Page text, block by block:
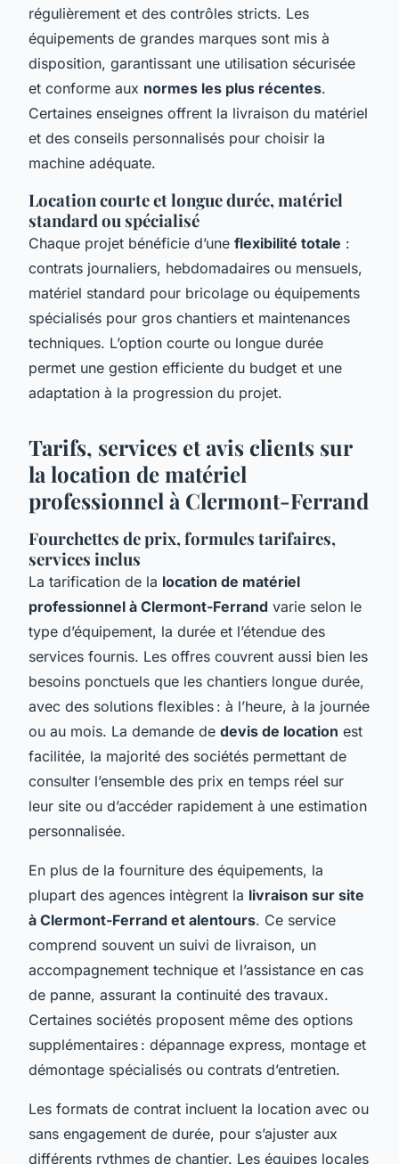
régulièrement et des contrôles stricts. Les
équipements de grandes marques sont mis à
disposition, garantissant une utilisation sécurisée
et conforme aux normes les plus récentes.
Certaines enseignes offrent la livraison du matériel
et des conseils personnalisés pour choisir la
machine adéquate.
Location courte et longue durée, matériel
standard ou spécialisé
Chaque projet bénéficie d’une flexibilité totale :
contrats journaliers, hebdomadaires ou mensuels,
matériel standard pour bricolage ou équipements
spécialisés pour gros chantiers et maintenances
techniques. L’option courte ou longue durée
permet une gestion efficiente du budget et une
adaptation à la progression du projet.
Tarifs, services et avis clients sur
la location de matériel
professionnel à Clermont-Ferrand
Fourchettes de prix, formules tarifaires,
services inclus
La tarification de la location de matériel
professionnel à Clermont-Ferrand varie selon le
type d’équipement, la durée et l’étendue des
services fournis. Les offres couvrent aussi bien les
besoins ponctuels que les chantiers longue durée,
avec des solutions flexibles : à l’heure, à la journée
ou au mois. La demande de devis de location est
facilitée, la majorité des sociétés permettant de
consulter l’ensemble des prix en temps réel sur
leur site ou d’accéder rapidement à une estimation
personnalisée.
En plus de la fourniture des équipements, la
plupart des agences intègrent la livraison sur site
à Clermont-Ferrand et alentours. Ce service
comprend souvent un suivi de livraison, un
accompagnement technique et l’assistance en cas
de panne, assurant la continuité des travaux.
Certaines sociétés proposent même des options
supplémentaires : dépannage express, montage et
démontage spécialisés ou contrats d’entretien.
Les formats de contrat incluent la location avec ou
sans engagement de durée, pour s’ajuster aux
différents rythmes de chantier. Les équipes locales